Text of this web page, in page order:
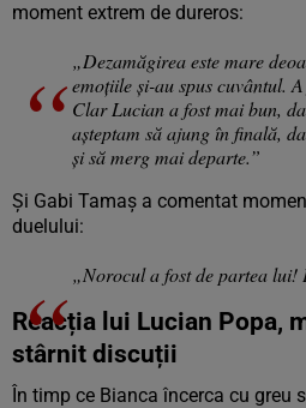
moment extrem de dureros:
„Dezamăgirea este mare
emoțiile și-au spus cuvântul.
Clar Lucian a fost mai bun,
așteptam să ajung în finală,
și să merg mai departe.”
Și Gabi Tamaș a comentat
duelului:
„Norocul a fost de partea
Reacția lui Lucian Popa,
stârnit discuții
În timp ce Bianca încerca cu greu